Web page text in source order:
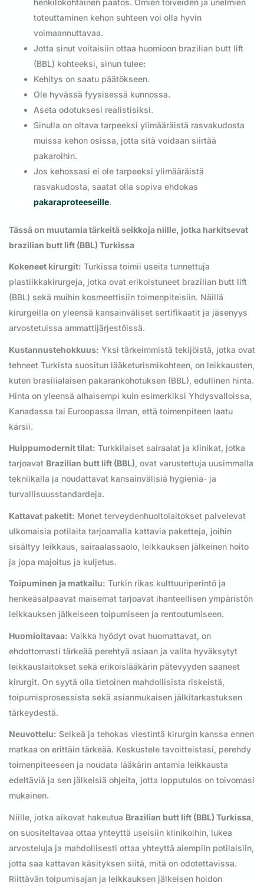
toteuttaminen kehon suhteen voi olla hyvin
voimaannuttavaa.
Jotta sinut voitaisiin ottaa huomioon brazilian butt lift
(BBL) kohteeksi, sinun tulee:
Kehitys on saatu päätökseen.
Ole hyvässä fyysisessä kunnossa.
Aseta odotuksesi realistisiksi.
Sinulla on oltava tarpeeksi ylimääräistä rasvakudosta
muissa kehon osissa, jotta sitä voidaan siirtää
pakaroihin.
Jos kehossasi ei ole tarpeeksi ylimääräistä
rasvakudosta, saatat olla sopiva ehdokas
pakaraproteeseille.
Tässä on muutamia tärkeitä seikkoja niille, jotka harkitsevat
brazilian butt lift (BBL) Turkissa
Kokeneet kirurgit: Turkissa toimii useita tunnettuja
plastiikkakirurgeja, jotka ovat erikoistuneet brazilian butt lift
(BBL) sekä muihin kosmeettisiin toimenpiteisiin. Näillä
kirurgeilla on yleensä kansainväliset sertifikaatit ja jäsenyys
arvostetuissa ammattijärjestöissä.
Kustannustehokkuus: Yksi tärkeimmistä tekijöistä, jotka ovat
tehneet Turkista suositun lääketurismikohteen, on leikkausten,
kuten brasilialaisen pakarankohotuksen (BBL), edullinen hinta.
Hinta on yleensä alhaisempi kuin esimerkiksi Yhdysvalloissa,
Kanadassa tai Euroopassa ilman, että toimenpiteen laatu
kärsii.
Huippumodernit tilat: Turkkilaiset sairaalat ja klinikat, jotka
tarjoavat Brazilian butt lift (BBL), ovat varustettuja uusimmalla
tekniikalla ja noudattavat kansainvälisiä hygienia- ja
turvallisuusstandardeja.
Kattavat paketit: Monet terveydenhuoltolaitokset palvelevat
ulkomaisia potilaita tarjoamalla kattavia paketteja, joihin
sisältyy leikkaus, sairaalassaolo, leikkauksen jälkeinen hoito
ja jopa majoitus ja kuljetus.
Toipuminen ja matkailu: Turkin rikas kulttuuriperintö ja
henkeäsalpaavat maisemat tarjoavat ihanteellisen ympäristön
leikkauksen jälkeiseen toipumiseen ja rentoutumiseen.
Huomioitavaa: Vaikka hyödyt ovat huomattavat, on
ehdottomasti tärkeää perehtyä asiaan ja valita hyväksytyt
leikkauslaitokset sekä erikoislääkärin pätevyyden saaneet
kirurgit. On syytä olla tietoinen mahdollisista riskeistä,
toipumisprosessista sekä asianmukaisen jälkitarkastuksen
tärkeydestä.
Neuvottelu: Selkeä ja tehokas viestintä kirurgin kanssa ennen
matkaa on erittäin tärkeää. Keskustele tavoitteistasi, perehdy
toimenpiteeseen ja noudata lääkärin antamia leikkausta
edeltäviä ja sen jälkeisiä ohjeita, jotta lopputulos on toivomasi
mukainen.
Niille, jotka aikovat hakeutua Brazilian butt lift (BBL) Turkissa,
on suositeltavaa ottaa yhteyttä useisiin klinikoihin, lukea
arvosteluja ja mahdollisesti ottaa yhteyttä aiempiin potilaisiin,
jotta saa kattavan käsityksen siitä, mitä on odotettavissa.
Riittävän toipumisajan ja leikkauksen jälkeisen hoidon